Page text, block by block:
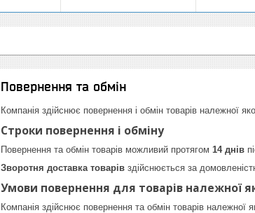
Повернення та обмін
Компанія здійснює повернення і обмін товарів належної
Строки повернення і обміну
Повернення та обмін товарів можливий протягом 14 днів
Зворотня доставка товарів здійснюється за
Умови повернення для товарів належної
Компанія здійснює повернення та обмін товарів належної